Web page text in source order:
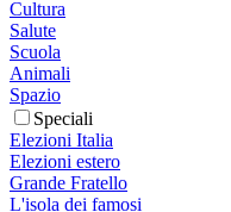
Cultura
Salute
Scuola
Animali
Spazio
Speciali
Elezioni Italia
Elezioni estero
Grande Fratello
L'isola dei famosi